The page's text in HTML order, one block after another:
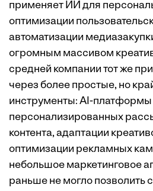
применяет ИИ для
оптимизации
автоматизации
огромным массивом
средней компании тот же
через более простые, но
инструменты: AI-платформы
персонализированных
контента, адаптации
оптимизации рекламных
небольшое маркетинговое
раньше не могло позволить